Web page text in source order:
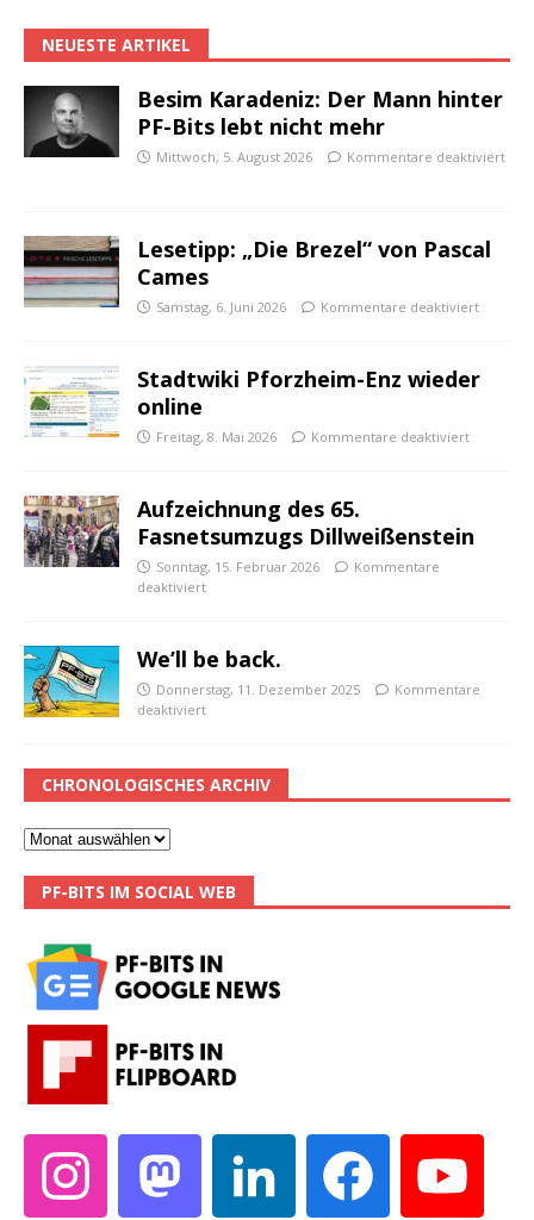
NEUESTE ARTIKEL
Besim Karadeniz: Der Mann hinter
PF-Bits lebt nicht mehr
Mittwoch, 5. August 2026 Kommentare deaktiviert
Lesetipp: „Die Brezel“ von Pascal
Cames
Samstag, 6. Juni 2026 Kommentare deaktiviert
Stadtwiki Pforzheim-Enz wieder
online
Freitag, 8. Mai 2026 Kommentare deaktiviert
Aufzeichnung des 65.
Fasnetsumzugs Dillweißenstein
Sonntag, 15. Februar 2026
Kommentare
deaktiviert
We’ll be back.
Donnerstag, 11. Dezember 2025
Kommentare
deaktiviert
CHRONOLOGISCHES ARCHIV
PF-BITS IM SOCIAL WEB